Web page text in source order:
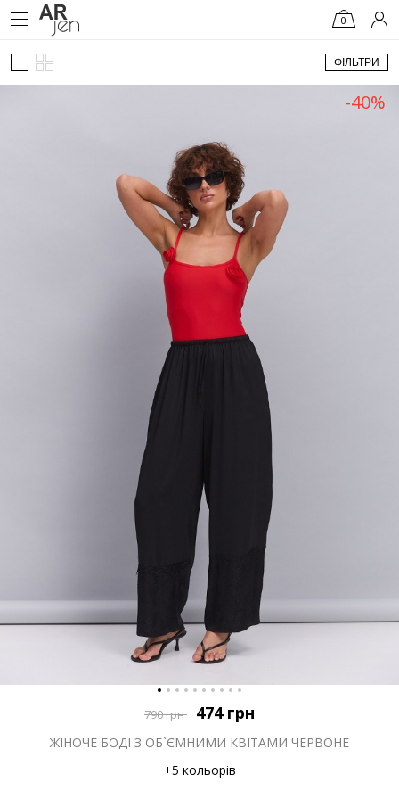
0
ФІЛЬТРИ
-40%
790грн 474 грн
ЖІНОЧЕ БОДІ З ОБ`ЄМНИМИ КВІТАМИ ЧЕРВОНЕ
+5 кольорів